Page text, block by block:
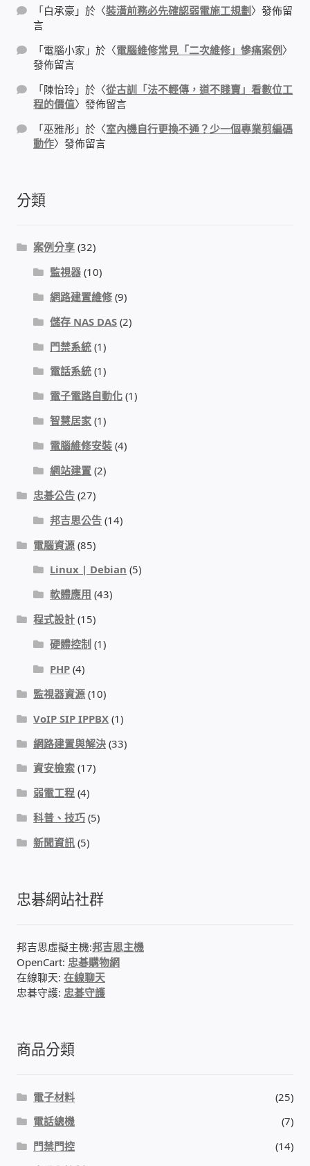
DCS 數位通訊系統
NEC SL2100 電話總機 數位IP通訊系統
安立達(Aristel)
聯盟電子(LINEMEX)
電話 工具 軟體 手冊
感應式門鎖、電子鎖
停車場、社區大樓 車道管制系統
風速傳感器+PLC自動控制
mOA雲考勤 指紋、卡片、手機APP GPS打卡
智慧櫃
電子鎖 凱特安Kwikset
電子模組電路模塊
門禁安全控制 工具 軟體 手冊
建築技術設備設置
租屋維修、租屋安全
智慧電錶、儲值、雲端 電子式電錶
公用房間插卡計費方案
充電樁
線上網路購物
DIY材料
購物車
退款和退貨政策
「白承豪 」於〈裝潢前務必先確認弱電施工規劃 〉發佈留
言
「電腦小家 」於〈電腦維修常見「二次維修」慘痛案例 〉
發佈留言
「陳怡玲 」於〈從古訓「法不輕傳，道不賤賣」看數位工
程的價值〉發佈留言
「巫雅彤 」於〈室內機自行更換不通？少一個專業剪編碼
動作〉發佈留言
分類
案例分享 (32)
監視器 (10)
網路建置維修 (9)
儲存 NAS DAS (2)
門禁系統 (1)
電話系統 (1)
電子電路自動化 (1)
智慧居家 (1)
電腦維修安裝 (4)
網站建置 (2)
忠碁公告 (27)
邦吉思公告 (14)
電腦資源 (85)
Linux | Debian (5)
軟體應用 (43)
程式設計 (15)
硬體控制 (1)
PHP (4)
監視器資源 (10)
VoIP SIP IPPBX (1)
網路建置與解決 (33)
資安檢索 (17)
弱電工程 (4)
科普、技巧 (5)
新聞資訊 (5)
忠碁網站社群
邦吉思虛擬主機:邦吉思主機
OpenCart:忠碁購物網
在線聊天:在線聊天
忠碁守護:忠碁守護
商品分類
電子材料
(25)
電話總機
(7)
門禁門控
(14)